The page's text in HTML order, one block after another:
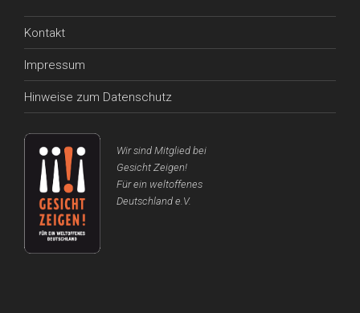
Kontakt
Impressum
Hinweise zum Datenschutz
Wir sind Mitglied bei
Gesicht Zeigen!
Für ein weltoffenes
Deutschland e.V.